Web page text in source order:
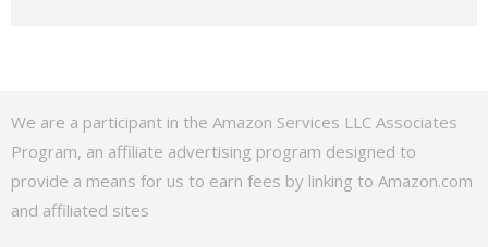
We are a participant in the Amazon Services LLC Associates
Program, an affiliate advertising program designed to
provide a means for us to earn fees by linking to Amazon.com
and affiliated sites